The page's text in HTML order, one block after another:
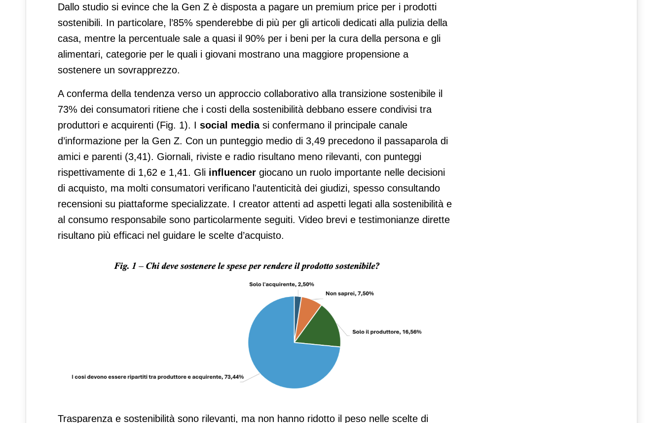
Dallo studio si evince che la Gen Z è disposta a pagare un premium price per i prodotti
sostenibili. In particolare, l’85% spenderebbe di più per gli articoli dedicati alla pulizia della
casa, mentre la percentuale sale a quasi il 90% per i beni per la cura della persona e gli
alimentari, categorie per le quali i giovani mostrano una maggiore propensione a
sostenere un sovrapprezzo.
A conferma della tendenza verso un approccio collaborativo alla transizione sostenibile il
73% dei consumatori ritiene che i costi della sostenibilità debbano essere condivisi tra
produttori e acquirenti (Fig. 1). I social mediasi confermano il principale canale
d’informazione per la Gen Z. Con un punteggio medio di 3,49 precedono il passaparola di
amici e parenti (3,41). Giornali, riviste e radio risultano meno rilevanti, con punteggi
rispettivamente di 1,62 e 1,41. Gli influencer giocano un ruolo importante nelle decisioni
di acquisto, ma molti consumatori verificano l'autenticità dei giudizi, spesso consultando
recensioni su piattaforme specializzate. I creator attenti ad aspetti legati alla sostenibilità e
al consumo responsabile sono particolarmente seguiti. Video brevi e testimonianze dirette
risultano più efficaci nel guidare le scelte d’acquisto.
Trasparenza e sostenibilità sono rilevanti, ma non hanno ridotto il peso nelle scelte di